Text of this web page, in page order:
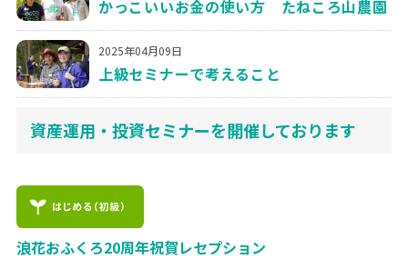
かっこいいお金の使い方 たねころ山農園
2025年04月09日
上級セミナーで考えること
資産運用・投資セミナーを開催しております
浪花おふくろ20周年祝賀レセプション